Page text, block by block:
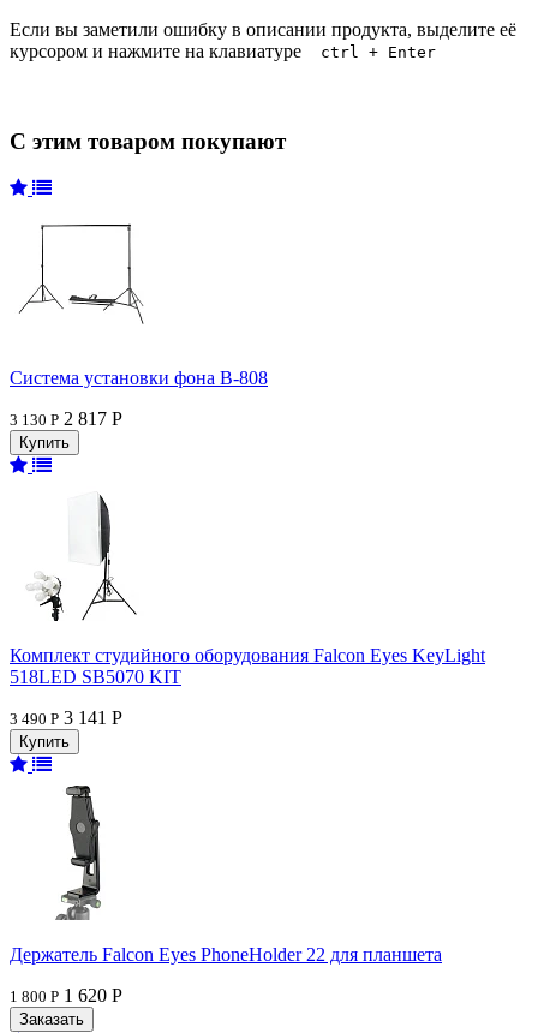
Если вы заметили ошибку в описании продукта, выделите её
курсором и нажмите на клавиатуре
ctrl + Enter
С этим товаром покупают
Система установки фона В-808
3 130 Р 2 817 Р
Комплект студийного оборудования Falcon Eyes KeyLight
518LED SB5070 KIT
3 490 Р 3 141 Р
Держатель Falcon Eyes PhoneHolder 22 для планшета
1 800 Р 1 620 Р